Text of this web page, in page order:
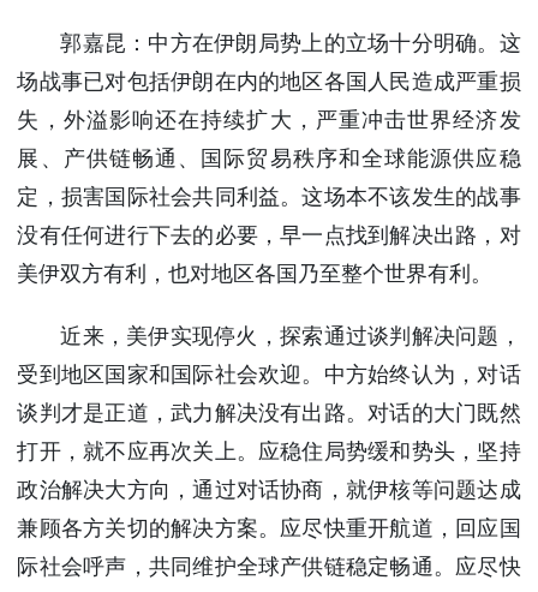
郭嘉昆：中方在伊朗局势上的立场十分明确。这
场战事已对包括伊朗在内的地区各国人民造成严重损
失，外溢影响还在持续扩大，严重冲击世界经济发
展、产供链畅通、国际贸易秩序和全球能源供应稳
定，损害国际社会共同利益。这场本不该发生的战事
没有任何进行下去的必要，早一点找到解决出路，对
美伊双方有利，也对地区各国乃至整个世界有利。
近来，美伊实现停火，探索通过谈判解决问题，
受到地区国家和国际社会欢迎。中方始终认为，对话
谈判才是正道，武力解决没有出路。对话的大门既然
打开，就不应再次关上。应稳住局势缓和势头，坚持
政治解决大方向，通过对话协商，就伊核等问题达成
兼顾各方关切的解决方案。应尽快重开航道，回应国
际社会呼声，共同维护全球产供链稳定畅通。应尽快